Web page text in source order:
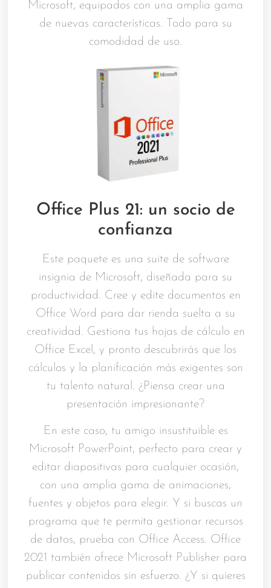
Microsoft, equipados con una amplia gama
de nuevas características. Todo para su
comodidad de uso.
Office Plus 21: un socio de
confianza
Este paquete es una suite de software
insignia de Microsoft, diseñada para su
productividad. Cree y edite documentos en
Office Word para dar rienda suelta a su
creatividad. Gestiona tus hojas de cálculo en
Office Excel, y pronto descubrirás que los
cálculos y la planificación más exigentes son
tu talento natural. ¿Piensa crear una
presentación impresionante?
En este caso, tu amigo insustituible es
Microsoft PowerPoint, perfecto para crear y
editar diapositivas para cualquier ocasión,
con una amplia gama de animaciones,
fuentes y objetos para elegir. Y si buscas un
programa que te permita gestionar recursos
de datos, prueba con Office Access. Office
2021 también ofrece Microsoft Publisher para
publicar contenidos sin esfuerzo. ¿Y si quieres